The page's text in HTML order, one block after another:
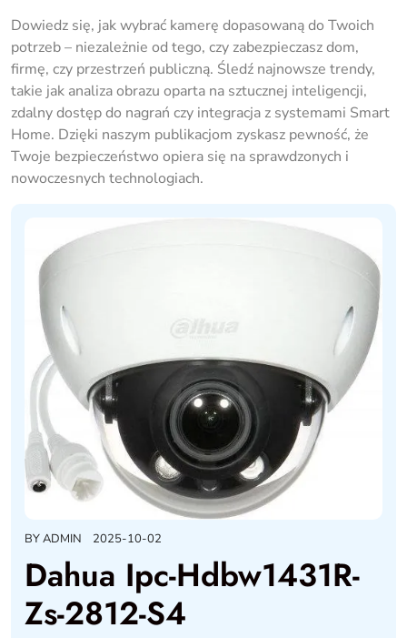
Dowiedz się, jak wybrać kamerę dopasowaną do Twoich
potrzeb – niezależnie od tego, czy zabezpieczasz dom,
firmę, czy przestrzeń publiczną. Śledź najnowsze trendy,
takie jak analiza obrazu oparta na sztucznej inteligencji,
zdalny dostęp do nagrań czy integracja z systemami Smart
Home. Dzięki naszym publikacjom zyskasz pewność, że
Twoje bezpieczeństwo opiera się na sprawdzonych i
nowoczesnych technologiach.
BYADMIN 2025-10-02
Dahua Ipc-Hdbw1431R-
Zs-2812-S4